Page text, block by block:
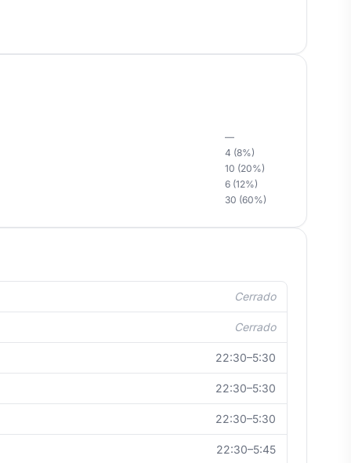
—
4 (8%)
10 (20%)
6 (12%)
30 (60%)
Cerrado
Cerrado
22:30–5:30
22:30–5:30
22:30–5:30
22:30–5:45